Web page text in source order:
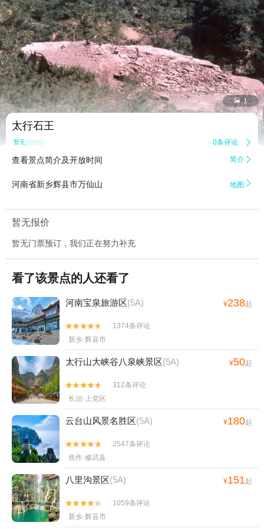
 1
太行石王
暂无点评 0条评论 
查看景点简介及开放时间 简介 
河南省新乡辉县市万仙山 地图 
暂无报价
暂无门票预订，我们正在努力补充
看了该景点的人还看了
河南宝泉旅游区(5A) ¥238起


1374条评论
新乡·辉县市
太行山大峡谷八泉峡景区(5A) ¥50起


312条评论
长治·上党区
云台山风景名胜区(5A) ¥180起


2547条评论
焦作·修武县
八里沟景区(5A) ¥151起


1059条评论
新乡·辉县市
